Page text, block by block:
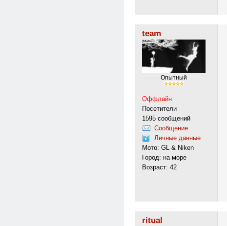
team
Опытный
Оффлайн
Посетители
1595 сообщений
Сообщение
Личные данные
Мото: GL & Niken
Город: на море
Возраст: 42
ritual